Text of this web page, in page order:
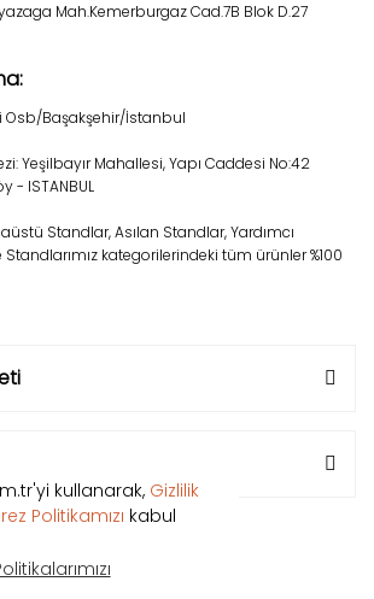
kullanarak, Gizlilik
Politikamızı kabul
Mah.Kemerburgaz Cad.7B Blok D.27
Osb/Başakşehir/İstanbul
Yeşilbayır Mahallesi, Yapı Caddesi No:42
- ISTANBUL
Standlar, Asılan Standlar, Yardımcı
kategorilerindeki tüm ürünler %100